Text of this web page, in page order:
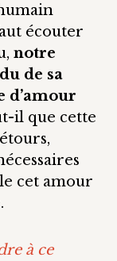
écouter
notre
de sa
d’amour
il que cette
cet amour
à ce